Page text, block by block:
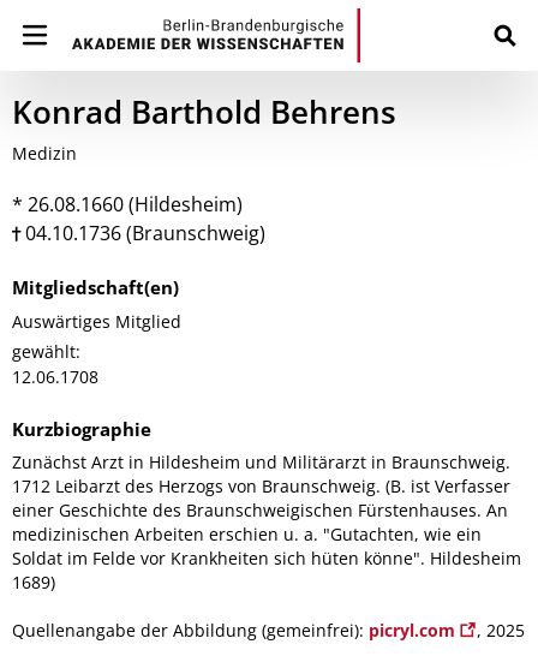
Konrad Barthold Behrens
Medizin
* 26.08.1660 (Hildesheim)
04.10.1736 (Braunschweig)
Mitgliedschaft(en)
Auswärtiges Mitglied
gewählt:
12.06.1708
Kurzbiographie
Zunächst Arzt in Hildesheim und Militärarzt in Braunschweig.
1712 Leibarzt des Herzogs von Braunschweig. (B. ist Verfasser
einer Geschichte des Braunschweigischen Fürstenhauses. An
medizinischen Arbeiten erschien u. a. "Gutachten, wie ein
Soldat im Felde vor Krankheiten sich hüten könne". Hildesheim
1689)
Quellenangabe der Abbildung (gemeinfrei): picryl.com , 2025